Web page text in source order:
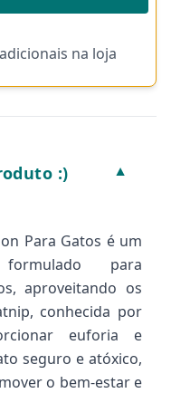
na loja
:) ▼
Para Gatos é um
para
aproveitando os
conhecida por
euforia e
seguro e atóxico,
o bem-estar e